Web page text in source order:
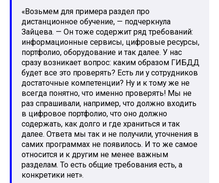
«Возьмем для примера раздел про
дистанционное обучение, — подчеркнула
Зайцева. — Он тоже содержит ряд требований:
информационные сервисы, цифровые ресурсы,
портфолио, оборудование и так далее. У нас
сразу возникает вопрос: каким образом ГИБДД
будет все это проверять? Есть ли у сотрудников
достаточные компетенции? Ну и к тому же не
всегда понятно, что именно проверять! Мы не
раз спрашивали, например, что должно входить
в цифровое портфолио, что оно должно
содержать, как долго и где храниться и так
далее. Ответа мы так и не получили, уточнения в
самих программах не появилось. И то же самое
относится и к другим не менее важным
разделам. То есть общие требования есть, а
конкретики нет».